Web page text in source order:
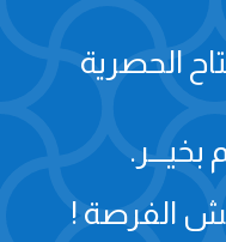
الحصرية
بخيـــر.
الفرصة !